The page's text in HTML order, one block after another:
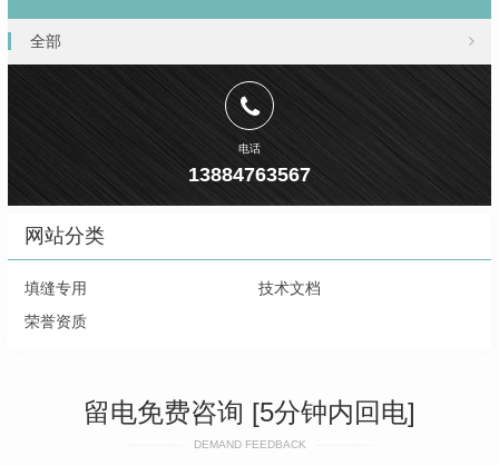
全部
电话
13884763567
网站分类
填缝专用
技术文档
荣誉资质
留电免费咨询 [5分钟内回电]
DEMAND FEEDBACK